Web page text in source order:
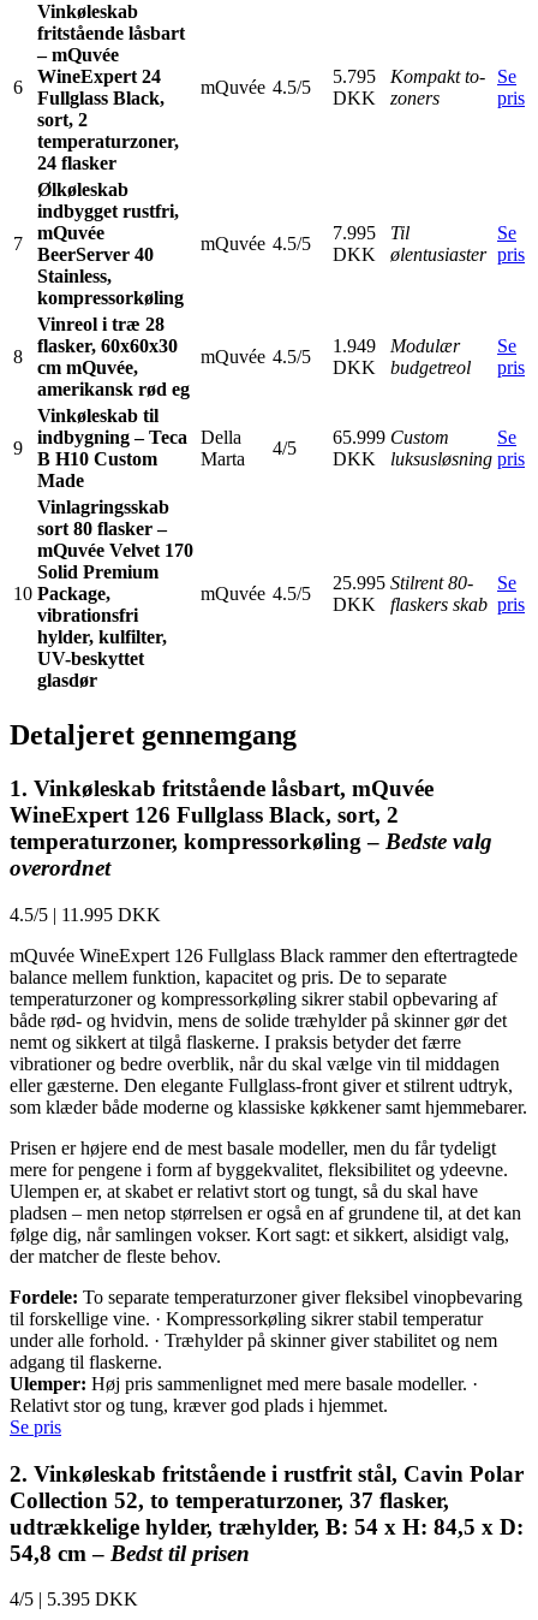
6
Vinkøleskab
fritstående låsbart
– mQuvée
WineExpert 24
Fullglass Black,
sort, 2
temperaturzoner,
24 flasker
mQuvée 4.5/5
5.795
DKK
Kompakt to-
zoners
Se
pris
7
Ølkøleskab
indbygget rustfri,
mQuvée
BeerServer 40
Stainless,
kompressorkøling
mQuvée 4.5/5
7.995
DKK
Til
ølentusiaster
Se
pris
8
Vinreol i træ 28
flasker, 60x60x30
cm mQuvée,
amerikansk rød eg
mQuvée 4.5/5
1.949
DKK
Modulær
budgetreol
Se
pris
9
Vinkøleskab til
indbygning – Teca
B H10 Custom
Made
Della
Marta
4/5
65.999
DKK
Custom
luksusløsning
Se
pris
10
Vinlagringsskab
sort 80 flasker –
mQuvée Velvet 170
Solid Premium
Package,
vibrationsfri
hylder, kulfilter,
UV-beskyttet
glasdør
mQuvée 4.5/5
25.995
DKK
Stilrent 80-
flaskers skab
Se
pris
Detaljeret gennemgang
1. Vinkøleskab fritstående låsbart, mQuvée
WineExpert 126 Fullglass Black, sort, 2
temperaturzoner, kompressorkøling – Bedste valg
overordnet
4.5/5 | 11.995 DKK
mQuvée WineExpert 126 Fullglass Black rammer den eftertragtede
balance mellem funktion, kapacitet og pris. De to separate
temperaturzoner og kompressorkøling sikrer stabil opbevaring af
både rød- og hvidvin, mens de solide træhylder på skinner gør det
nemt og sikkert at tilgå flaskerne. I praksis betyder det færre
vibrationer og bedre overblik, når du skal vælge vin til middagen
eller gæsterne. Den elegante Fullglass-front giver et stilrent udtryk,
som klæder både moderne og klassiske køkkener samt hjemmebarer.
Prisen er højere end de mest basale modeller, men du får tydeligt
mere for pengene i form af byggekvalitet, fleksibilitet og ydeevne.
Ulempen er, at skabet er relativt stort og tungt, så du skal have
pladsen – men netop størrelsen er også en af grundene til, at det kan
følge dig, når samlingen vokser. Kort sagt: et sikkert, alsidigt valg,
der matcher de fleste behov.
Fordele: To separate temperaturzoner giver fleksibel vinopbevaring
til forskellige vine. · Kompressorkøling sikrer stabil temperatur
under alle forhold. · Træhylder på skinner giver stabilitet og nem
adgang til flaskerne.
Ulemper: Høj pris sammenlignet med mere basale modeller. ·
Relativt stor og tung, kræver god plads i hjemmet.
Se pris
2. Vinkøleskab fritstående i rustfrit stål, Cavin Polar
Collection 52, to temperaturzoner, 37 flasker,
udtrækkelige hylder, træhylder, B: 54 x H: 84,5 x D:
54,8 cm – Bedst til prisen
4/5 | 5.395 DKK